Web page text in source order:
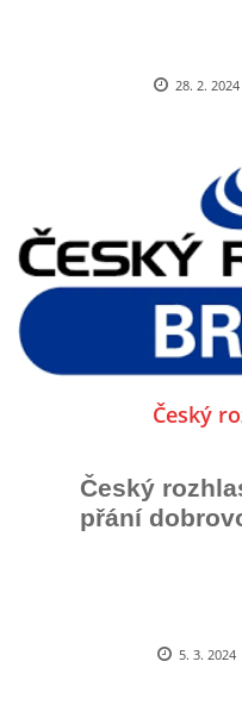
28. 2. 2024
Český
Český
přání
5. 3. 2024